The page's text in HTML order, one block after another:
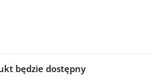
będzie dostępny